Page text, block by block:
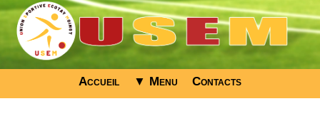
Accueil ▼ Menu Contacts